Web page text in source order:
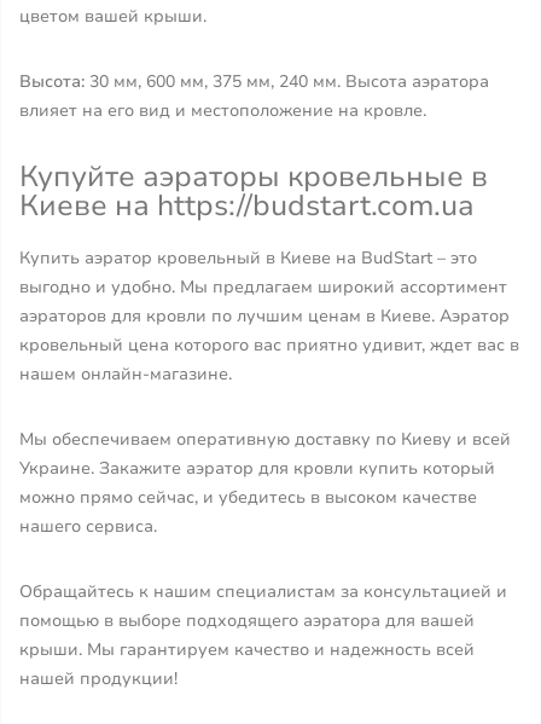
цветом вашей крыши.
Высота: 30 мм, 600 мм, 375 мм, 240 мм. Высота аэратора
влияет на его вид и местоположение на кровле.
Купуйте аэраторы кровельные в
Киеве на https://budstart.com.ua
Купить аэратор кровельный в Киеве на BudStart – это
выгодно и удобно. Мы предлагаем широкий ассортимент
аэраторов для кровли по лучшим ценам в Киеве. Аэратор
кровельный цена которого вас приятно удивит, ждет вас в
нашем онлайн-магазине.
Мы обеспечиваем оперативную доставку по Киеву и всей
Украине. Закажите аэратор для кровли купить который
можно прямо сейчас, и убедитесь в высоком качестве
нашего сервиса.
Обращайтесь к нашим специалистам за консультацией и
помощью в выборе подходящего аэратора для вашей
крыши. Мы гарантируем качество и надежность всей
нашей продукции!